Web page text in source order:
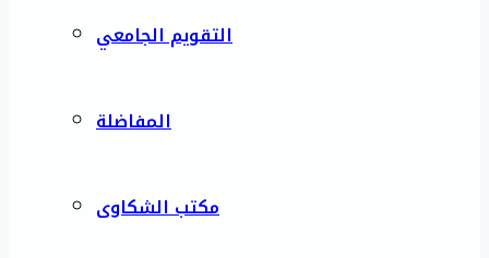
التقويم الجامعي
المفاضلة
مكتب الشكاوى